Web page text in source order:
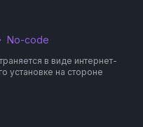
No-code
в виде интернет-
установке на стороне